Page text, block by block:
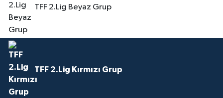
TFF 2.Lig Beyaz Grup
TFF 2.Lig Kırmızı Grup